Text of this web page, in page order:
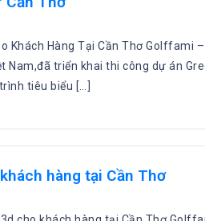
Khách Hàng Tại Cần Thơ Golffami
Nam,đã triển khai thi công dự án
tiêu biểu […]
hàng tại Cần Thơ